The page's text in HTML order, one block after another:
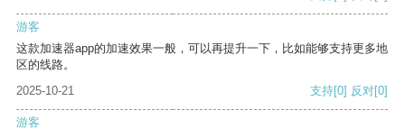
游客
这款加速器app的加速效果一般，可以再提升一下，比如能够支持更多地
区的线路。
2025-10-21
支持[0] 反对[0]
游客